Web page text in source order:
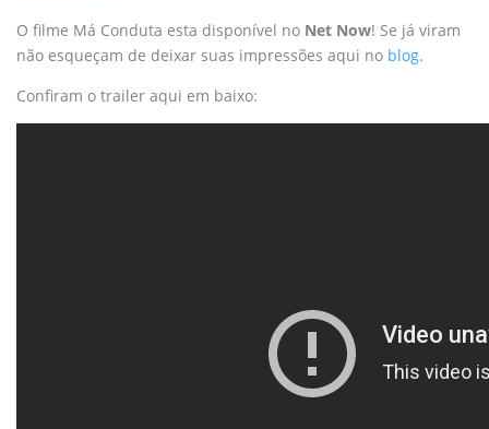
O filme Má Conduta esta disponível no Net Now! Se já viram
não esqueçam de deixar suas impressões aqui no blog.
Confiram o trailer aqui em baixo: